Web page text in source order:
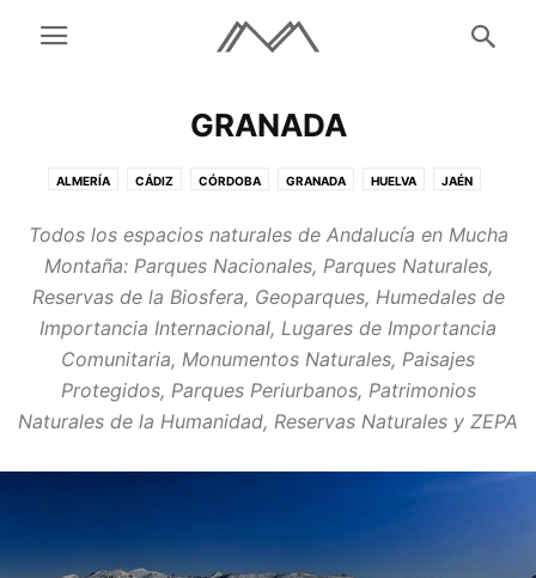
GRANADA
ALMERÍA CÁDIZ CÓRDOBA GRANADA HUELVA JAÉN
Todos los espacios naturales de Andalucía en Mucha
Montaña: Parques Nacionales, Parques Naturales,
Reservas de la Biosfera, Geoparques, Humedales de
Importancia Internacional, Lugares de Importancia
Comunitaria, Monumentos Naturales, Paisajes
Protegidos, Parques Periurbanos, Patrimonios
Naturales de la Humanidad, Reservas Naturales y ZEPA